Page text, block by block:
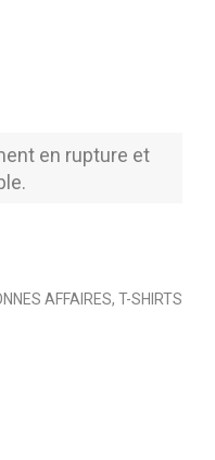
en rupture et
AFFAIRES, T-SHIRTS